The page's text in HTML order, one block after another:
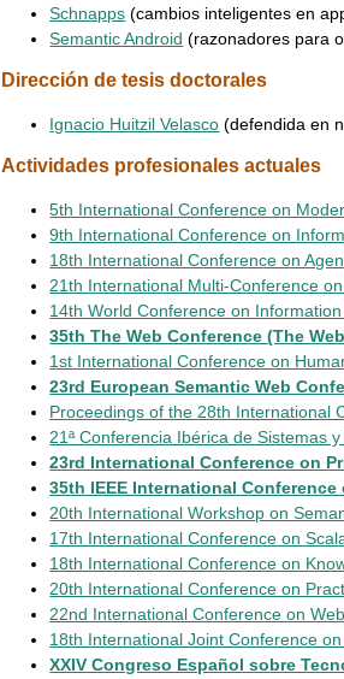
Schnapps (cambios inteligentes en
Semantic Android (razonadores para
Dirección de tesis doctorales
Ignacio Huitzil Velasco (defendida en
Actividades profesionales actuales
5th International Conference on
9th International Conference on
18th International Conference on
21th International Multi-Conference
14th World Conference on
35th The Web Conference (The
1st International Conference on
23rd European Semantic Web
Proceedings of the 28th International
21ª Conferencia Ibérica de Sistemas
23rd International Conference on
35th IEEE International Conference
20th International Workshop on
17th International Conference on
18th International Conference on
20th International Conference on
22nd International Conference on
18th International Joint Conference
XXIV Congreso Español sobre